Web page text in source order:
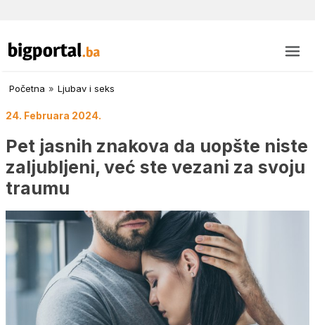
Početna » Ljubav i seks
24. Februara 2024.
Pet jasnih znakova da uopšte niste
zaljubljeni, već ste vezani za svoju
traumu